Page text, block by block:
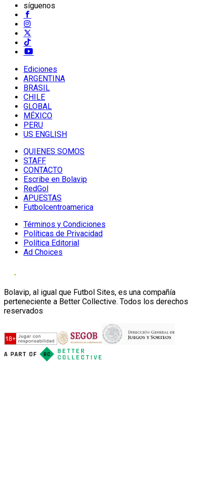
síguenos
Ediciones
ARGENTINA
BRASIL
CHILE
GLOBAL
MÉXICO
PERU
US ENGLISH
QUIENES SOMOS
STAFF
CONTACTO
Escribe en Bolavip
RedGol
APUESTAS
Futbolcentroamerica
Términos y Condiciones
Políticas de Privacidad
Política Editorial
Ad Choices
Bolavip, al igual que Futbol Sites, es una compañía
perteneciente a Better Collective. Todos los derechos
reservados